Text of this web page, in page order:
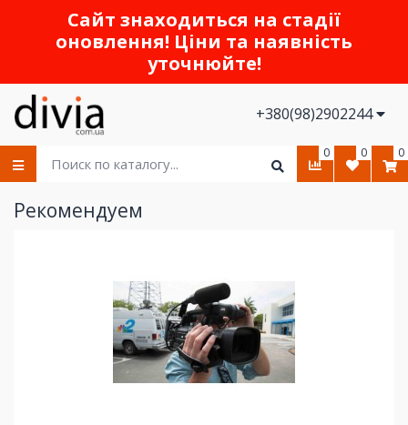
Сайт знаходиться на стадії
оновлення! Ціни та наявність
уточнюйте!
+380(98)2902244
0 0 0
Рекомендуем